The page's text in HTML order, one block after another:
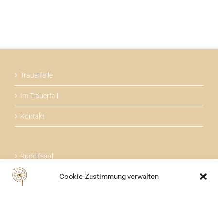
Cookie-Zustimmung verwalten
Trauerfälle
Im Trauerfall
Kontakt
Rudolfsaal
Über uns